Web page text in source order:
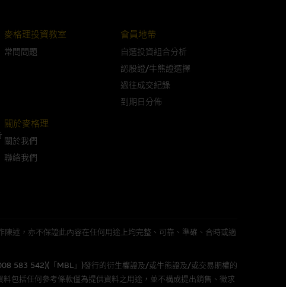
價格可升可跌。過往表現並不反映未
早終止，届時(i) N類牛熊證投資者會
機構的資訊。麥格理集團對此等網
適，不作任何聲明。麥格理集團建
。
軟件的使用，可能受軟件持有人訂
麥格理投資教室
常問問題
會員地帶
自選投資組合分析
認股證/牛熊證選擇
過往成交紀錄
到期日分佈
關於麥格理
關於我們
聯絡我們
述，亦不保證此內容在任何用途上均完整、可靠、準確、合時或適
583 542)(「MBL」)發行的衍生權證及/或牛熊證及/或交易期權的
包括任何參考條款僅為提供資料之用途，並不構成提出銷售、徵求